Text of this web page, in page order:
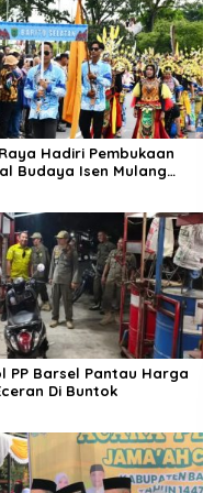
Hadiri Pembukaan
Budaya Isen Mulang
PP Barsel Pantau Harga
Di Buntok